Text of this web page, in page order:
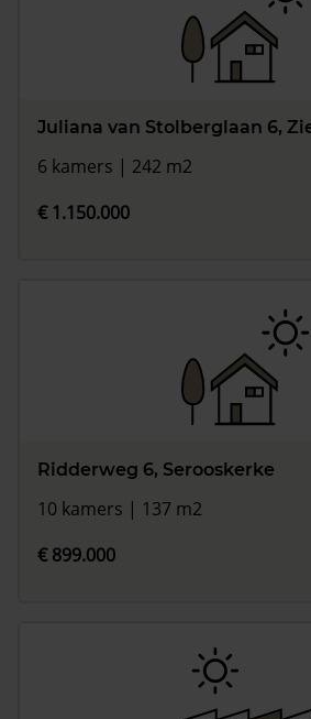
Juliana van Stolberglaan 6,
6 kamers | 242 m2
€ 1.150.000
Ridderweg 6, Serooskerke
10 kamers | 137 m2
€ 899.000